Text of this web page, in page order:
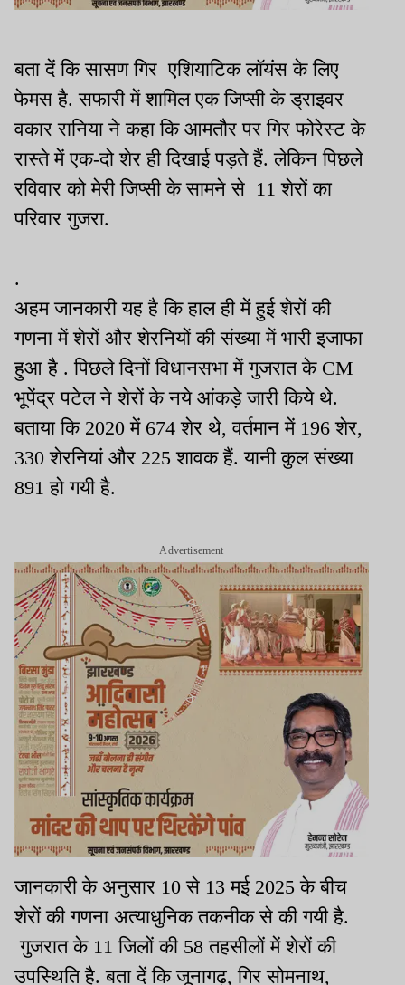
बता दें कि सासण गिर एशियाटिक लॉयंस के लिए
फेमस है. सफारी में शामिल एक जिप्सी के ड्राइवर
वकार रानिया ने कहा कि आमतौर पर गिर फोरेस्ट के
रास्ते में एक-दो शेर ही दिखाई पड़ते हैं. लेकिन पिछले
रविवार को मेरी जिप्सी के सामने से 11 शेरों का
परिवार गुजरा.
.
अहम जानकारी यह है कि हाल ही में हुई शेरों की
गणना में शेरों और शेरनियों की संख्या में भारी इजाफा
हुआ है . पिछले दिनों विधानसभा में गुजरात के CM
भूपेंद्र पटेल ने शेरों के नये आंकड़े जारी किये थे.
बताया कि 2020 में 674 शेर थे, वर्तमान में 196 शेर,
330 शेरनियां और 225 शावक हैं. यानी कुल संख्या
891 हो गयी है.
Advertisement
जानकारी के अनुसार 10 से 13 मई 2025 के बीच
शेरों की गणना अत्याधुनिक तकनीक से की गयी है.
गुजरात के 11 जिलों की 58 तहसीलों में शेरों की
उपस्थिति है. बता दें कि जूनागढ़, गिर सोमनाथ,